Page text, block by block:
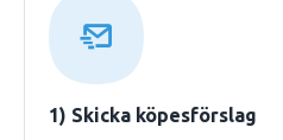
1) Skicka köpesförslag